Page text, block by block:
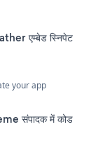
एम्बेड स्निपेट
your app
संपादक में कोड